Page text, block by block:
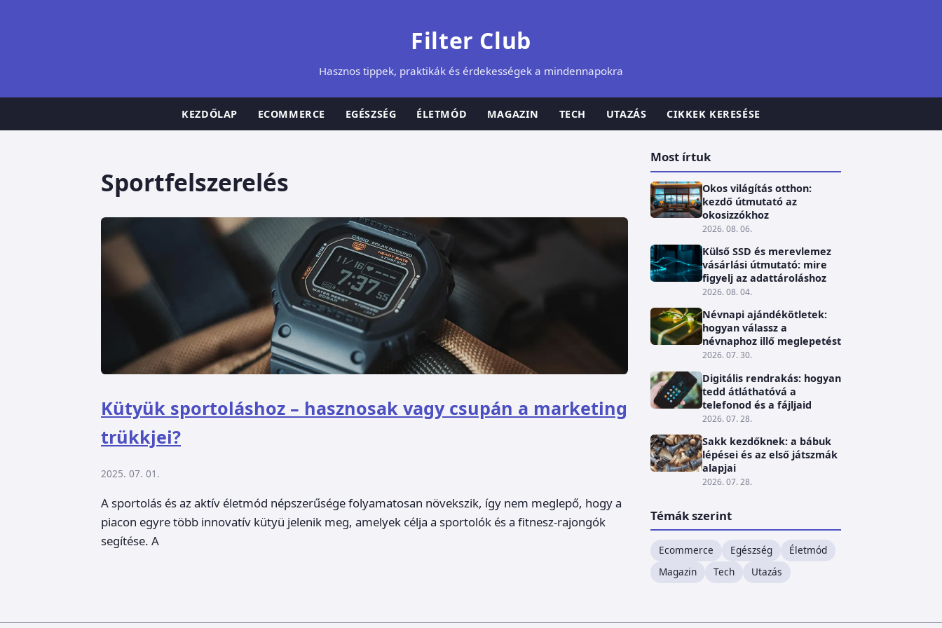
Filter Club
Hasznos tippek, praktikák és érdekességek a mindennapokra
KEZDŐLAP ECOMMERCE EGÉSZSÉG ÉLETMÓD MAGAZIN TECH UTAZÁS CIKKEK KERESÉSE
Sportfelszerelés
Kütyük sportoláshoz – hasznosak vagy csupán a marketing
trükkjei?
2025. 07. 01.
A sportolás és az aktív életmód népszerűsége folyamatosan növekszik, így nem meglepő, hogy a
piacon egyre több innovatív kütyü jelenik meg, amelyek célja a sportolók és a fitnesz-rajongók
segítése. A
Most írtuk
Okos világítás otthon:
kezdő útmutató az
okosizzókhoz
2026. 08. 06.
Külső SSD és merevlemez
vásárlási útmutató: mire
figyelj az adattároláshoz
2026. 08. 04.
Névnapi ajándékötletek:
hogyan válassz a
névnaphoz illő meglepetést
2026. 07. 30.
Digitális rendrakás: hogyan
tedd átláthatóvá a
telefonod és a fájljaid
2026. 07. 28.
Sakk kezdőknek: a bábuk
lépései és az első játszmák
alapjai
2026. 07. 28.
Témák szerint
Ecommerce Egészség
Életmód
Magazin
Tech Utazás